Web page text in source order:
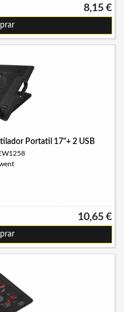
8,15 €
Portatil 17"+ 2 USB
10,65 €